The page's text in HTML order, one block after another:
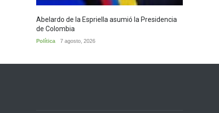
Abelardo de la Espriella asumió la Presidencia
de Colombia
Política 7 agosto, 2026